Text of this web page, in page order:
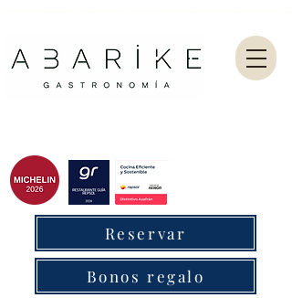
Reservar
Bonos regalo